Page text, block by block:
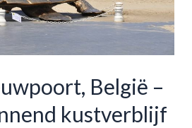
België –
kustverblijf